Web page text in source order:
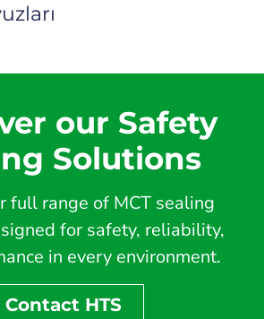
our Safety
Solutions
full range of MCT sealing
for safety, reliability,
in every environment.
Contact HTS